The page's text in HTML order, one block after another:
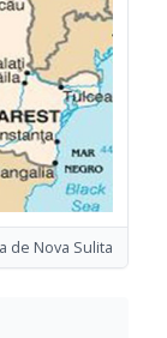
de Nova Sulita